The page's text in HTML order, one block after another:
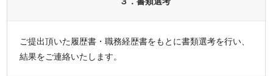
ご提出頂いた履歴書・職務経歴書をもとに書類選考を行い、
結果をご連絡いたします。